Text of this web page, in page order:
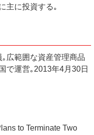
主に投資する｡
｡広範囲な資産管理商品
で運営｡2013年4月30日
to Terminate Two